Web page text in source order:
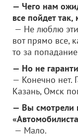
— Чего нам
все пойдет так,
— Не люблю
вот прямо все,
то за
— Но не
— Конечно нет.
Казань, Омск
— Вы смотрели
— Мало.